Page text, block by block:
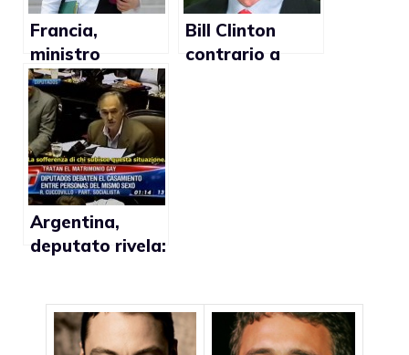
Francia,
ministro
Famiglia:
“Nozze gay e
adozioni nel
2013”
Bill Clinton
contrario a
Argentina,
deputato rivela:
fiero”